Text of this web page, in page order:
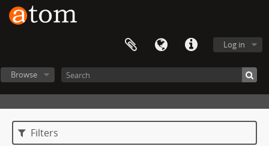
Log in
Browse
Filters